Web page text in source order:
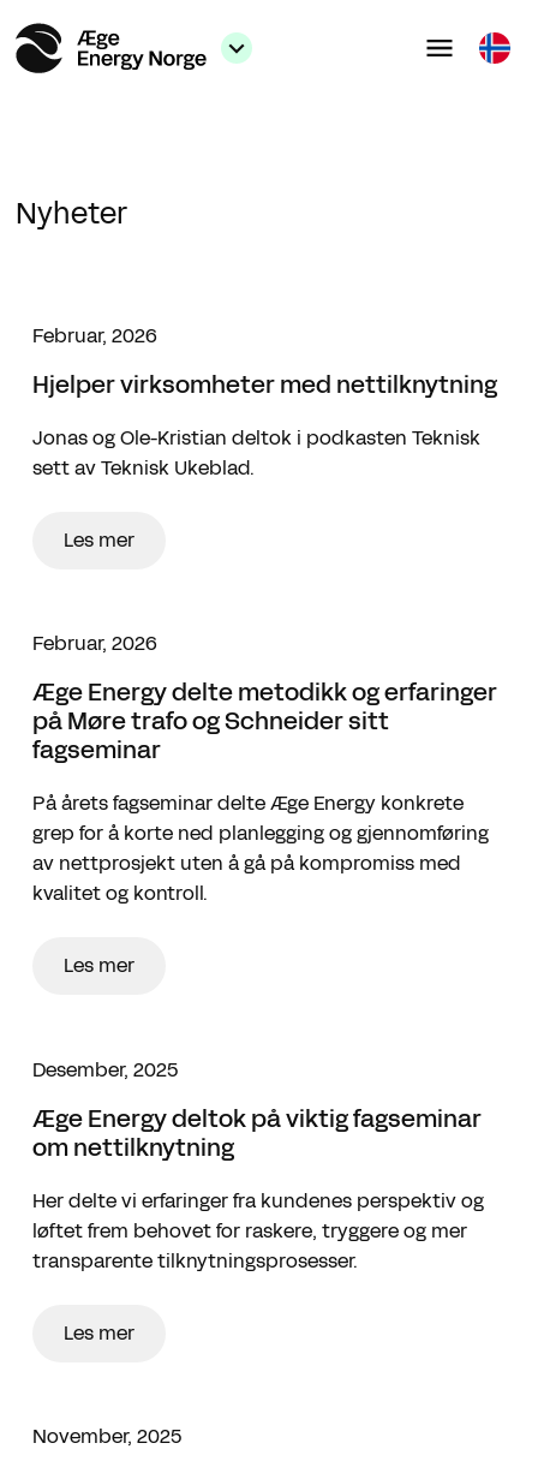
Nyheter
Februar, 2026
Hjelper virksomheter med nettilknytning
Jonas og Ole-Kristian deltok i podkasten Teknisk
sett av Teknisk Ukeblad.
Les mer
Februar, 2026
Æge Energy delte metodikk og erfaringer
på Møre trafo og Schneider sitt
fagseminar
På årets fagseminar delte Æge Energy konkrete
grep for å korte ned planlegging og gjennomføring
av nettprosjekt uten å gå på kompromiss med
kvalitet og kontroll.
Les mer
Desember, 2025
Æge Energy deltok på viktig fagseminar
om nettilknytning
Her delte vi erfaringer fra kundenes perspektiv og
løftet frem behovet for raskere, tryggere og mer
transparente tilknytningsprosesser.
Les mer
November, 2025